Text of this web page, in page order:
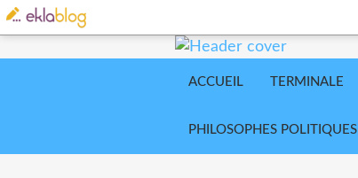
ACCUEIL TERMINALE
PHILOSOPHES POLITIQUES